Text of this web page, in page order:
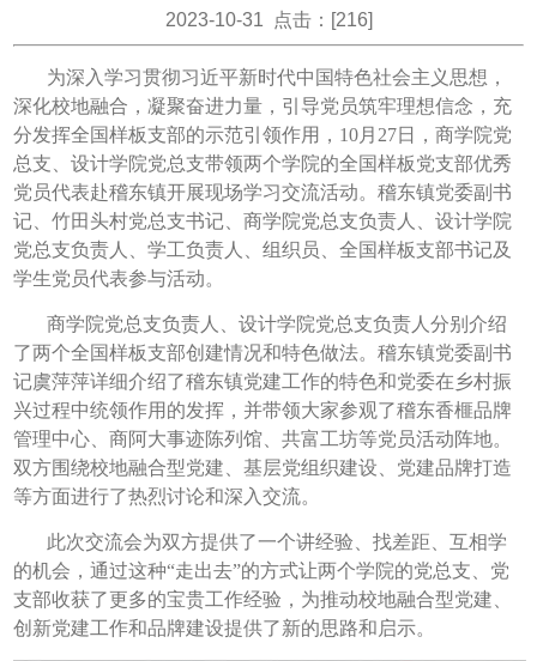
2023-10-31 点击：[ 216
为深入学习贯彻习近平新时代中国特色社会主义思想，
深化校地融合，凝聚奋进力量，引导党员筑牢理想信念，充
分发挥全国样板支部的示范引领作用，10月27日，商学院党
总支、设计学院党总支带领两个学院的全国样板党支部优秀
党员代表赴稽东镇开展现场学习交流活动。稽东镇党委副书
记、竹田头村党总支书记、商学院党总支负责人、设计学院
党总支负责人、学工负责人、组织员、全国样板支部书记及
学生党员代表参与活动。
商学院党总支负责人、设计学院党总支负责人分别介绍
了两个全国样板支部创建情况和特色做法。稽东镇党委副书
记虞萍萍详细介绍了稽东镇党建工作的特色和党委在乡村振
兴过程中统领作用的发挥，并带领大家参观了稽东香榧品牌
管理中心、商阿大事迹陈列馆、共富工坊等党员活动阵地。
双方围绕校地融合型党建、基层党组织建设、党建品牌打造
等方面进行了热烈讨论和深入交流。
此次交流会为双方提供了一个讲经验、找差距、互相学
的机会，通过这种“走出去”的方式让两个学院的党总支、党
支部收获了更多的宝贵工作经验，为推动校地融合型党建、
创新党建工作和品牌建设提供了新的思路和启示。